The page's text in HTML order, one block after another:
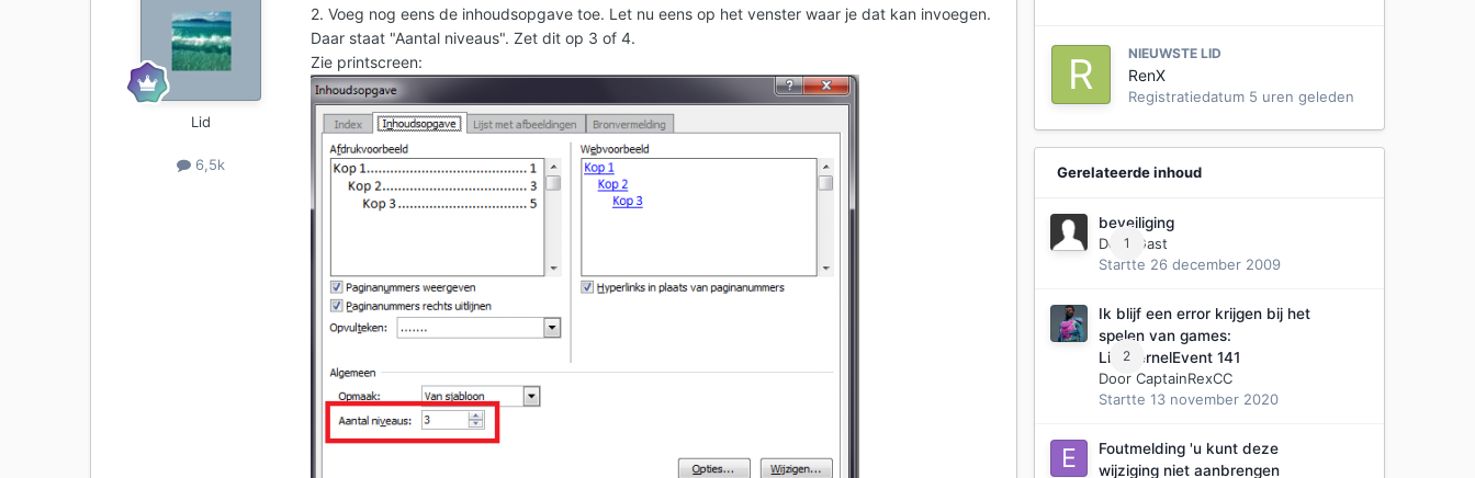
Lid
6,5k
2. Voeg nog eens de inhoudsopgave toe. Let nu eens op het venster waar je dat kan invoegen.
Daar staat "Aantal niveaus". Zet dit op 3 of 4.
Zie printscreen:
NIEUWSTE LID
RenX
Registratiedatum 5 uren geleden
Gerelateerde inhoud
1
beveiliging
Door Gast
Startte 26 december 2009
2
Ik blijf een error krijgen bij het
spelen van games:
LiveKernelEvent 141
Door CaptainRexCC
Startte 13 november 2020
Foutmelding 'u kunt deze
wijziging niet aanbrengen